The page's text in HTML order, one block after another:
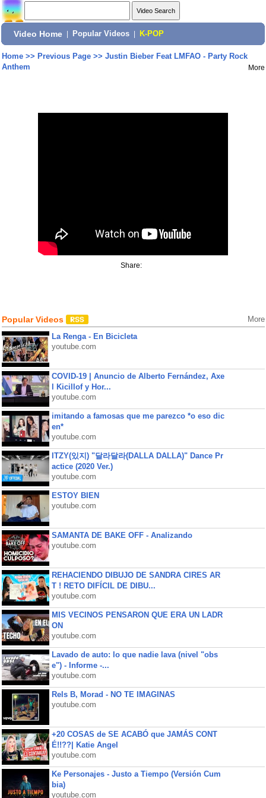
Video Home Popular Videos K-POP
Home>> Previous Page>> Justin Bieber Feat LMFAO - Party Rock
Anthem
More
Share:
Popular Videos More
La Renga - En Bicicleta
youtube.com
COVID-19 | Anuncio de Alberto Fernández, Axe
l Kicillof y Hor...
youtube.com
imitando a famosas que me parezco *o eso dic
en*
youtube.com
ITZY(있지) "달라달라(DALLA DALLA)" Dance Pr
actice (2020 Ver.)
youtube.com
ESTOY BIEN
youtube.com
SAMANTA DE BAKE OFF - Analizando
youtube.com
REHACIENDO DIBUJO DE SANDRA CIRES AR
T ! RETO DIFÍCIL DE DIBU...
youtube.com
MIS VECINOS PENSARON QUE ERA UN LADR
ON
youtube.com
Lavado de auto: lo que nadie lava (nivel "obs
e") - Informe -...
youtube.com
Rels B, Morad - NO TE IMAGINAS
youtube.com
+20 COSAS de SE ACABÓ que JAMÁS CONT
É!!??| Katie Angel
youtube.com
Ke Personajes - Justo a Tiempo (Versión Cum
bia)
youtube.com